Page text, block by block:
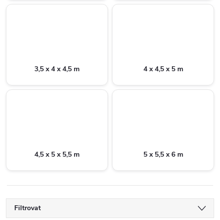
3,5 x 4 x 4,5 m 4 x 4,5 x 5 m
4,5 x 5 x 5,5 m 5 x 5,5 x 6 m
Filtrovat